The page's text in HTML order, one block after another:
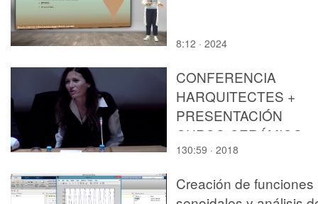
8:12 · 2024
CONFERENCIA
HARQUITECTES +
PRESENTACIÓN
CURSO CERÁMICO
HISPALYT
130:59 · 2018
Creación de funciones